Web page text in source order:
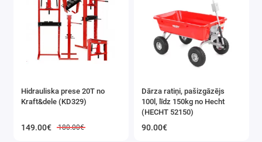
Hidrauliska prese 20T no
Kraft&dele (KD329)
149.00€ 180.00€
Dārza ratiņi, pašizgāzējs
100l, līdz 150kg no Hecht
(HECHT 52150)
90.00€